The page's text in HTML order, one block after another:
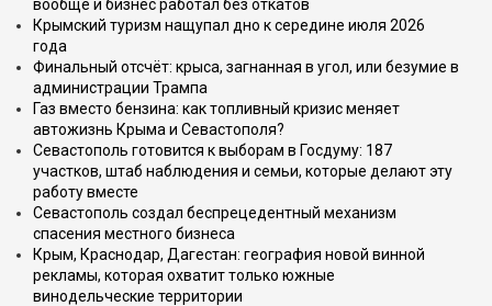
вообще и бизнес работал без откатов
Крымский туризм нащупал дно к середине июля 2026
года
Финальный отсчёт: крыса, загнанная в угол, или безумие в
администрации Трампа
Газ вместо бензина: как топливный кризис меняет
автожизнь Крыма и Севастополя?
Севастополь готовится к выборам в Госдуму: 187
участков, штаб наблюдения и семьи, которые делают эту
работу вместе
Севастополь создал беспрецедентный механизм
спасения местного бизнеса
Крым, Краснодар, Дагестан: география новой винной
рекламы, которая охватит только южные
винодельческие территории